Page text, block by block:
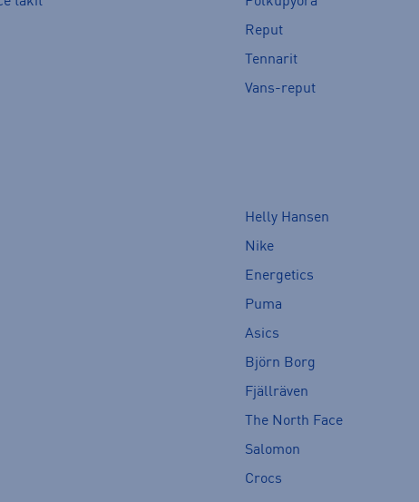
Reput
Tennarit
Vans-reput
Helly Hansen
Nike
Energetics
Puma
Asics
Björn Borg
Fjällräven
The North Face
Salomon
Crocs